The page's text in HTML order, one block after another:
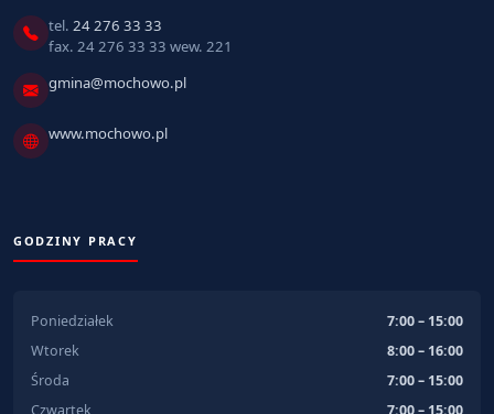
tel. 24 276 33 33
fax. 24 276 33 33 wew. 221
gmina@mochowo.pl
www.mochowo.pl
GODZINY PRACY
Poniedziałek
7:00 – 15:00
Wtorek
8:00 – 16:00
Środa
7:00 – 15:00
Czwartek
7:00 – 15:00